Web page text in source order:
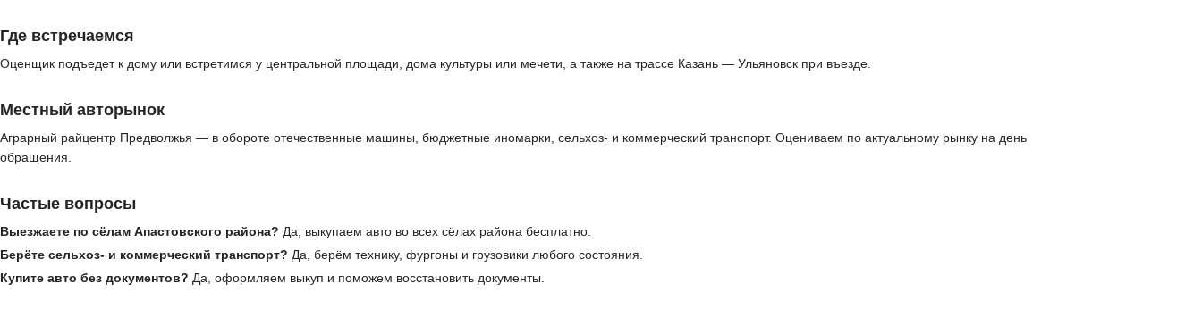
Где встречаемся
Оценщик подъедет к дому или встретимся у центральной площади, дома культуры или мечети, а также на трассе Казань — Ульяновск при въезде.
Местный авторынок
Аграрный райцентр Предволжья — в обороте отечественные машины, бюджетные иномарки, сельхоз- и коммерческий транспорт. Оцениваем по актуальному рынку на день
обращения.
Частые вопросы
Выезжаете по сёлам Апастовского района? Да, выкупаем авто во всех сёлах района бесплатно.
Берёте сельхоз- и коммерческий транспорт? Да, берём технику, фургоны и грузовики любого состояния.
Купите авто без документов? Да, оформляем выкуп и поможем восстановить документы.